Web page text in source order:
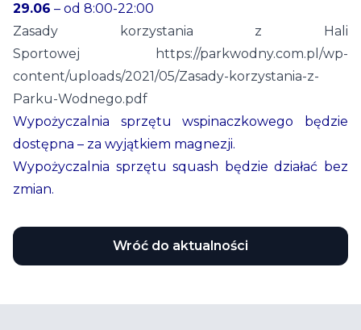
29.06 – od 8:00-22:00
Zasady korzystania z Hali
Sportowej
https://parkwodny.com.pl/wp-
content/uploads/2021/05/Zasady-korzystania-z-
Parku-Wodnego.pdf
Wypożyczalnia sprzętu wspinaczkowego będzie
dostępna – za wyjątkiem magnezji.
Wypożyczalnia sprzętu squash będzie działać bez
zmian.
Wróć do aktualności